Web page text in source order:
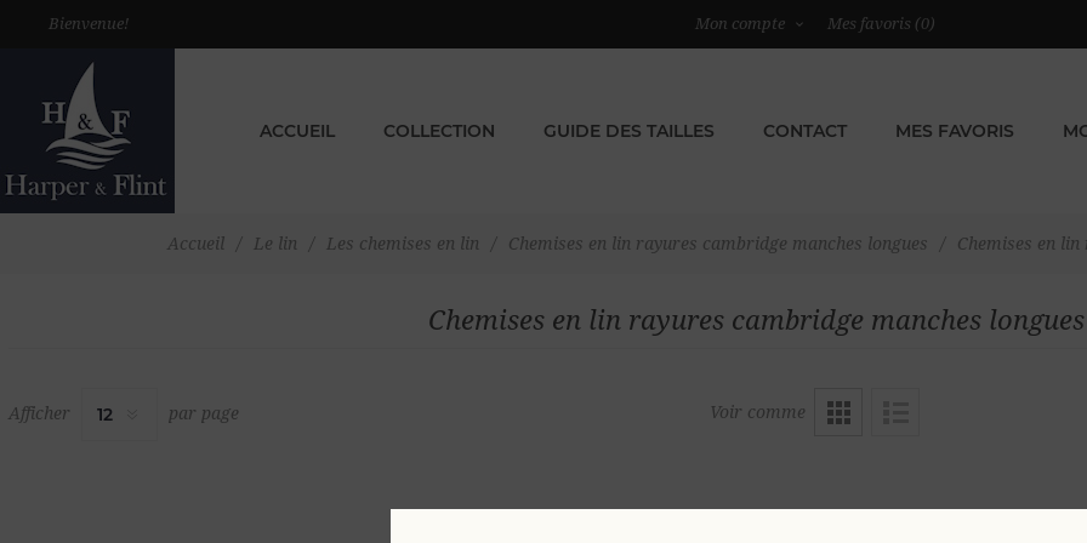
Bienvenue! Mon compte Mes favoris (0)
ACCUEIL COLLECTION GUIDE DES TAILLES CONTACT MES FAVORIS
Accueil / Le lin / Les chemises en lin / Chemises en lin rayures cambridge manches longues / Chemises en
Chemises en lin rayures cambridge manches
Voir comme
Afficher par page